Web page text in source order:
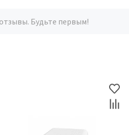
Будьте первым!